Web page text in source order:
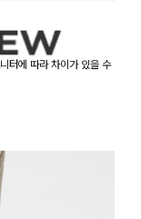
터에 따라 차이가 있을 수